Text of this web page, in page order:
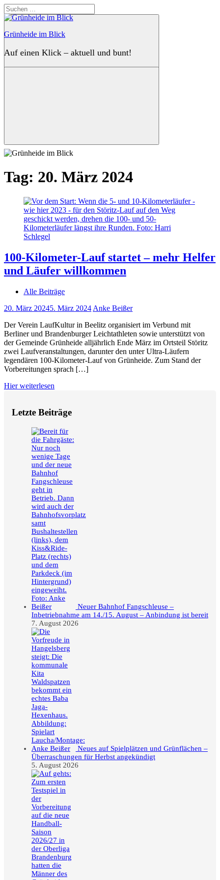
Zum
Inhalt
Grünheide im Blick
Auf einen Klick – aktuell und bunt!
Suchen
nach:
Tag: 20. März 2024
100-Kilometer-Lauf startet – mehr Helfer
und Läufer willkommen
Alle Beiträge
20. März 20245. März 2024 Anke Beißer
Der Verein LaufKultur in Beelitz organisiert im Verbund mit
Berliner und Brandenburger Leichtathleten sowie unterstützt von
der Gemeinde Grünheide alljährlich Ende März im Ortsteil Störitz
zwei Laufveranstaltungen, darunter den unter Ultra-Läufern
legendären 100-Kilometer-Lauf von Grünheide. Zum Stand der
Vorbereitungen sprach […]
Hier weiterlesen
Letzte Beiträge
Neuer Bahnhof Fangschleuse –
Inbetriebnahme am 14./15. August – Anbindung ist bereit
7. August 2026
Neues auf Spielplätzen und Grünflächen –
Überraschungen für Herbst angekündigt
5. August 2026